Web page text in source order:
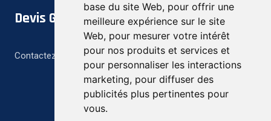
base du site Web, pour offrir une
meilleure expérience sur le site
Web, pour mesurer votre intérêt
pour nos produits et services et
pour personnaliser les interactions
marketing, pour diffuser des
publicités plus pertinentes pour
vous.
Devis Gratuit
Contactez-nous pour un devis gratuit et personnalisé